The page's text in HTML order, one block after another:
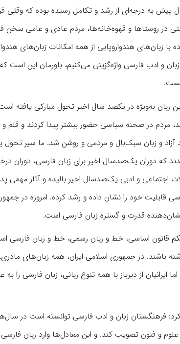
پیش به درجه‌ای از رشد و تکامل رسیده بوده که وقتی
در روستاها و قهوه‌خانه‌ها، مردم عادی و عامی سخن
با زبان‌های هندواروپایی از همه امکانات زبان‌های
زبان و ادب فارسی واژه‌گزینی می‌کنیم، باورمان این
زبان به‌ویژه در یکصد سال اخیر تحول مبارکی یافته
مردم در صحنه سیاسی حضور بیشتر پیدا کردند و قلم و
و زبان سبک‌بال و مردمی و روشن شد. ما سیر
که دوران یک‌صدسال اخیر برای زبان فارسی، دوران
و ادبی یک‌صدسال اخیر بالیده و آثار مهمی
قابلیت خود را نشان داده و رشد کرده. امروزه در
قدرت و گستره زبان فارسی است.
حکم قانون اساسی، خط و زبان رسمی، خط و زبان فارسی
باشند. در جمهوری اسلامی ایران، همه زبان‌های
از دیرباز با همه تنوع‌ زبانی، زبان فارسی را
و فنون تصویب کند. و این معادل‌ها وارد زبان فارسی